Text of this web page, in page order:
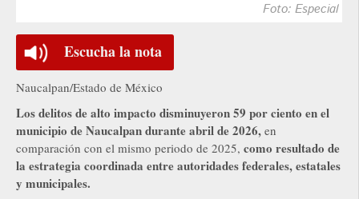
Foto: Especial
Escucha la nota
Naucalpan/Estado de México
Los delitos de alto impacto disminuyeron 59 por ciento en el
municipio de Naucalpan durante abril de 2026, en
comparación con el mismo periodo de 2025, como resultado de
la estrategia coordinada entre autoridades federales, estatales
y municipales.